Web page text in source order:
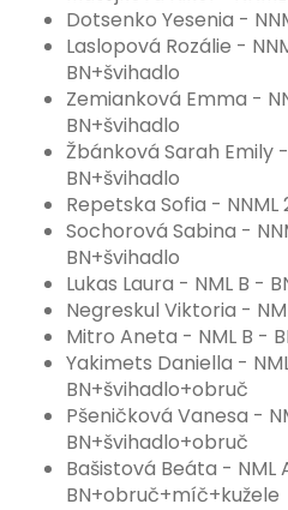
Dotsenko Yesenia -
Laslopová Rozálie -
BN+švihadlo
Zemianková Emma -
BN+švihadlo
Žbánková Sarah Emily
BN+švihadlo
Repetska Sofia - NNML
Sochorová Sabina -
BN+švihadlo
Lukas Laura - NML B -
Negreskul Viktoria -
Mitro Aneta - NML B -
Yakimets Daniella -
BN+švihadlo+obruč
Pšeničková Vanesa -
BN+švihadlo+obruč
Bašistová Beáta - NML
BN+obruč+míč+kužele